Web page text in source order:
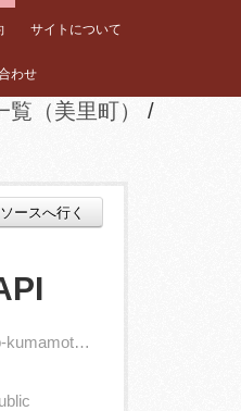
サイトについて
わせ
（美里町）
ースへ行く